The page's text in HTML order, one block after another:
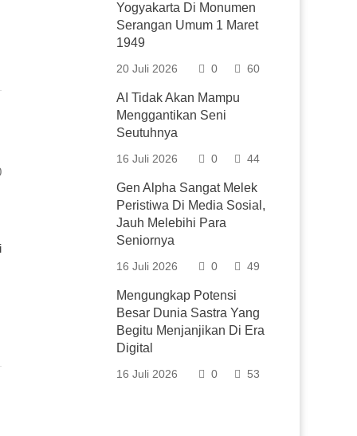
Yogyakarta Di Monumen
Serangan Umum 1 Maret
1949
20 Juli 2026 0 60
AI Tidak Akan Mampu
Menggantikan Seni
Seutuhnya
16 Juli 2026 0 44
Gen Alpha Sangat Melek
Peristiwa Di Media Sosial,
Jauh Melebihi Para
Seniornya
16 Juli 2026 0 49
Mengungkap Potensi
Besar Dunia Sastra Yang
Begitu Menjanjikan Di Era
Digital
16 Juli 2026 0 53